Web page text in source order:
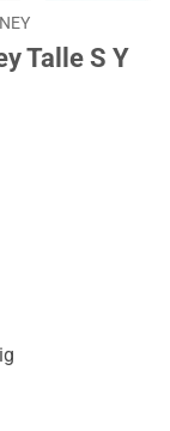
Talle S Y